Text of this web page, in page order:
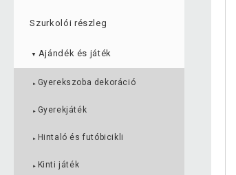
Szurkolói részleg
▼ Ajándék és játék
► Gyerekszoba dekoráció
► Gyerekjáték
► Hintaló és futóbicikli
► Kinti játék